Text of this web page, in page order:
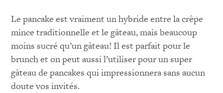
Le pancake est vraiment un hybride entre la crêpe
mince traditionnelle et le gâteau, mais beaucoup
moins sucré qu’un gâteau! Il est parfait pour le
brunch et on peut aussi l’utiliser pour un super
gâteau de pancakes qui impressionnera sans aucun
doute vos invités.